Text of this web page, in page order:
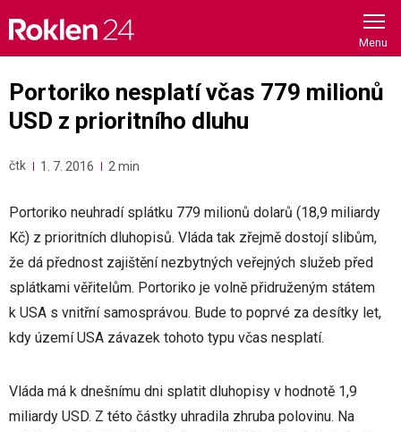
content
Portoriko nesplatí včas 779 milionů
USD z prioritního dluhu
čtk 1. 7. 2016 2 min
Portoriko neuhradí splátku 779 milionů dolarů (18,9 miliardy
Kč) z prioritních dluhopisů. Vláda tak zřejmě dostojí slibům,
že dá přednost zajištění nezbytných veřejných služeb před
splátkami věřitelům. Portoriko je volně přidruženým státem
k USA s vnitřní samosprávou. Bude to poprvé za desítky let,
kdy území USA závazek tohoto typu včas nesplatí.
Vláda má k dnešnímu dni splatit dluhopisy v hodnotě 1,9
miliardy USD. Z této částky uhradila zhruba polovinu. Na